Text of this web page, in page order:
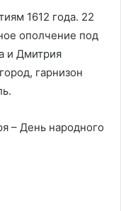
1612 года. 22
ополчение под
и Дмитрия
гарнизон